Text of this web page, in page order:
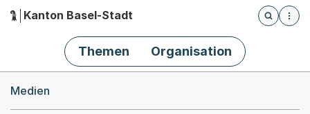
Hauptnavigation
Kanton Basel-Stadt
Öffnet
Themen Organisation
Medien